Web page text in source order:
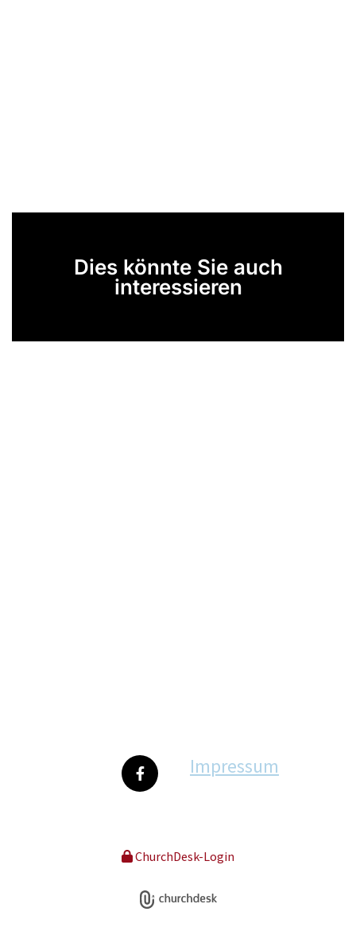
Dies könnte Sie auch
interessieren
Impressum
ChurchDesk-Login